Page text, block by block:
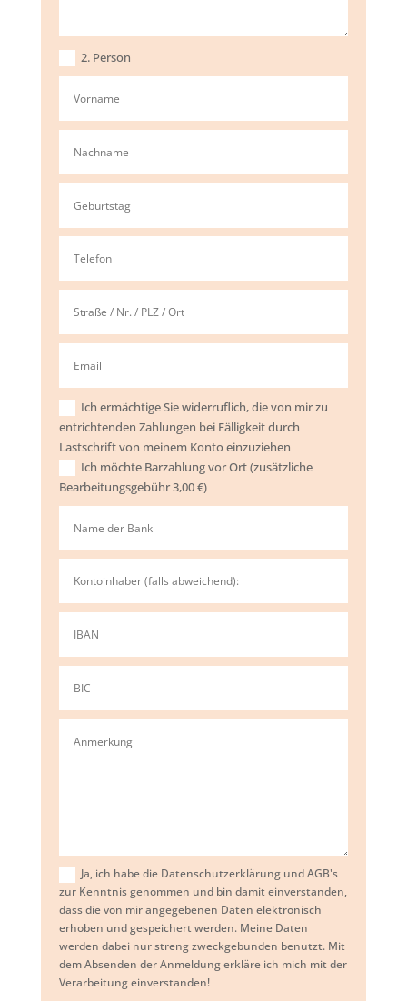
2. Person
Ich ermächtige Sie widerruflich, die von mir zu
entrichtenden Zahlungen bei Fälligkeit durch
Lastschrift von meinem Konto einzuziehen
Ich möchte Barzahlung vor Ort (zusätzliche
Bearbeitungsgebühr 3,00 €)
Ja, ich habe die Datenschutzerklärung und AGB's
zur Kenntnis genommen und bin damit einverstanden,
dass die von mir angegebenen Daten elektronisch
erhoben und gespeichert werden. Meine Daten
werden dabei nur streng zweckgebunden benutzt. Mit
dem Absenden der Anmeldung erkläre ich mich mit der
Verarbeitung einverstanden!